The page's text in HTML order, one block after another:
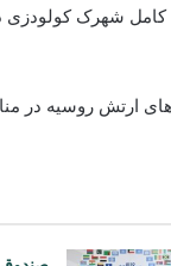
کامل شهرک
ارتش روسیه